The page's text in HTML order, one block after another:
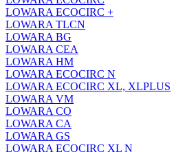
LOWARA ECOCIRC +
LOWARA TLCN
LOWARA BG
LOWARA CEA
LOWARA HM
LOWARA ECOCIRC N
LOWARA ECOCIRC XL, XLPLUS
LOWARA VM
LOWARA CO
LOWARA CA
LOWARA GS
LOWARA ECOCIRC XL N